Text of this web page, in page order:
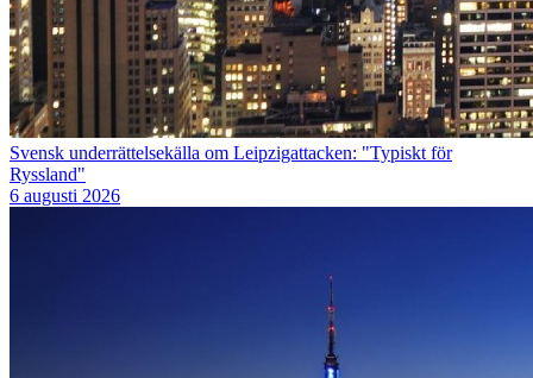
Svensk underrättelsekälla om Leipzigattacken: "Typiskt för
Ryssland"
6 augusti 2026